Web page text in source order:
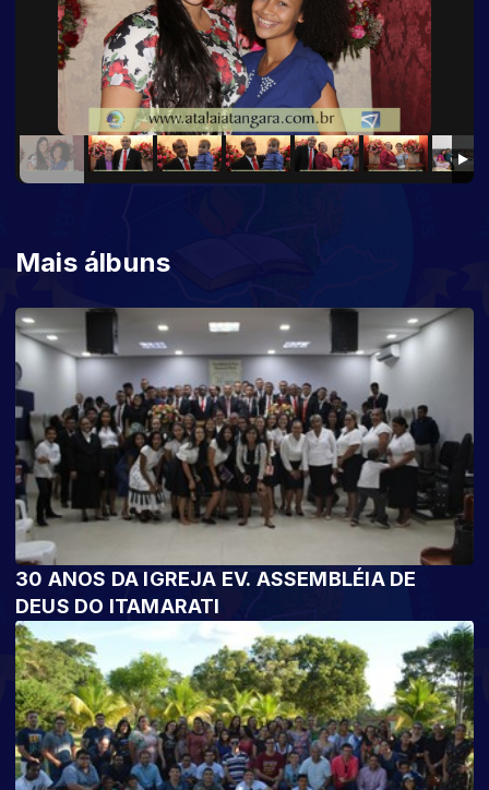
Mais álbuns
30 ANOS DA IGREJA EV. ASSEMBLÉIA DE
DEUS DO ITAMARATI